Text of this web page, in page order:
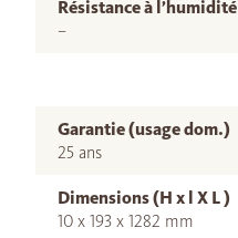
Résistance à l’humidité
–
Garantie (usage dom.)
25 ans
Dimensions (H x l X L )
10 x 193 x 1282 mm